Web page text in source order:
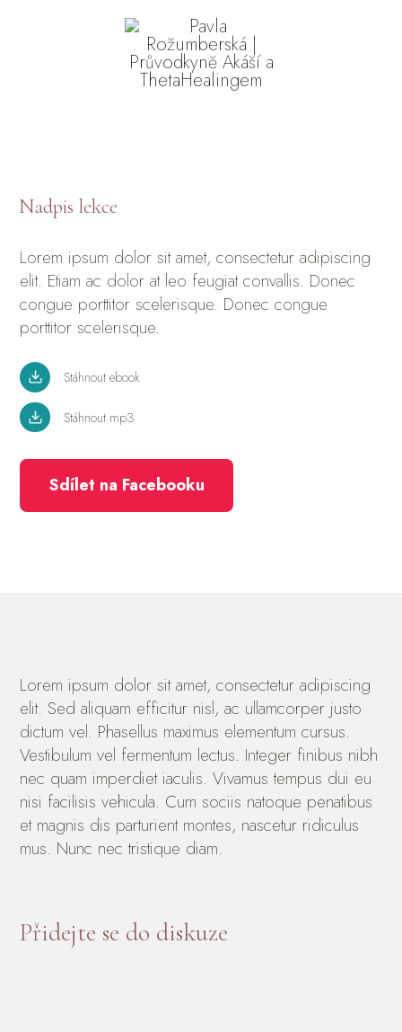
Nadpis lekce
Lorem ipsum dolor sit amet, consectetur adipiscing
elit. Etiam ac dolor at leo feugiat convallis. Donec
congue porttitor scelerisque. Donec congue
porttitor scelerisque.
Stáhnout ebook
Stáhnout mp3
Sdílet na Facebooku
Lorem ipsum dolor sit amet, consectetur adipiscing
elit. Sed aliquam efficitur nisl, ac ullamcorper justo
dictum vel. Phasellus maximus elementum cursus.
Vestibulum vel fermentum lectus. Integer finibus nibh
nec quam imperdiet iaculis. Vivamus tempus dui eu
nisi facilisis vehicula. Cum sociis natoque penatibus
et magnis dis parturient montes, nascetur ridiculus
mus. Nunc nec tristique diam.
Přidejte se do diskuze